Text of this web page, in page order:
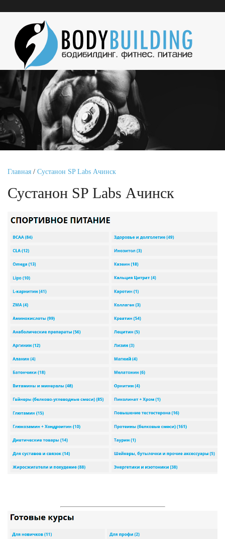
Главная / Сустанон SP Labs Ачинск
Сустанон SP Labs Ачинск